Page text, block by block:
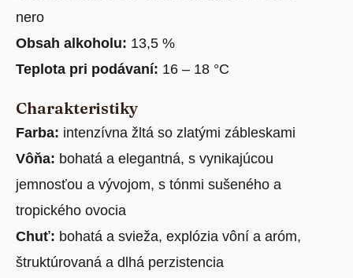
nero
Obsah alkoholu: 13,5 %
Teplota pri podávaní: 16 – 18 °C
Charakteristiky
Farba: intenzívna žltá so zlatými zábleskami
Vôňa: bohatá a elegantná, s vynikajúcou
jemnosťou a vývojom, s tónmi sušeného a
tropického ovocia
Chuť: bohatá a svieža, explózia vôní a aróm,
štruktúrovaná a dlhá perzistencia